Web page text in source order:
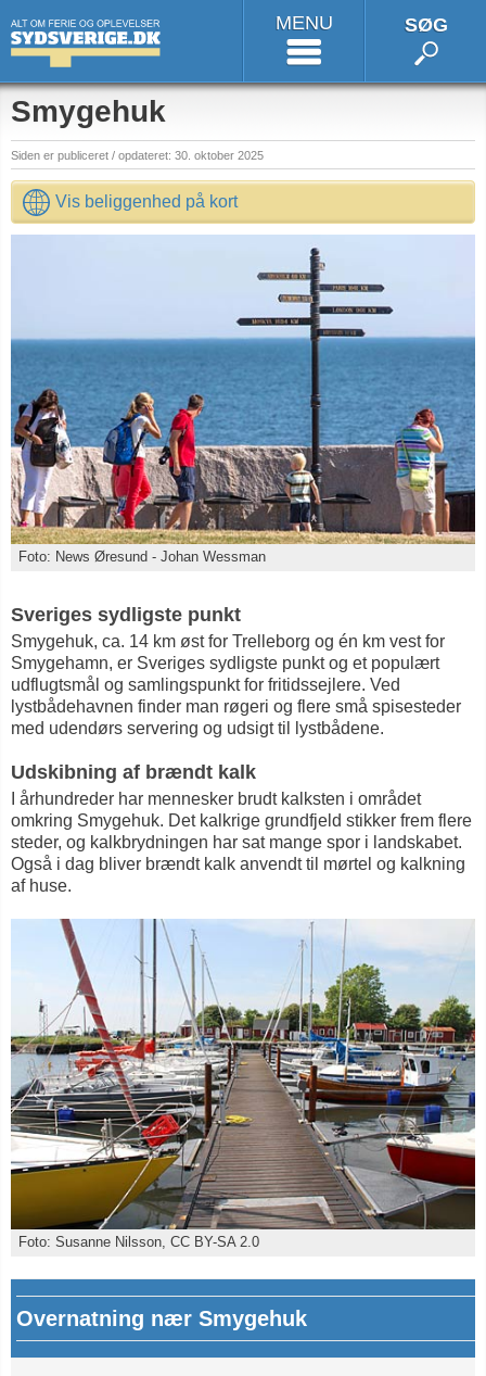
MENU SØG
Smygehuk
Siden er publiceret / opdateret: 30. oktober 2025
Vis beliggenhed på kort
Foto: News Øresund - Johan Wessman
Sveriges sydligste punkt
Smygehuk, ca. 14 km øst for Trelleborg og én km vest for
Smygehamn, er Sveriges sydligste punkt og et populært
udflugtsmål og samlingspunkt for fritidssejlere. Ved
lystbådehavnen finder man røgeri og flere små spisesteder
med udendørs servering og udsigt til lystbådene.
Udskibning af brændt kalk
I århundreder har mennesker brudt kalksten i området
omkring Smygehuk. Det kalkrige grundfjeld stikker frem flere
steder, og kalkbrydningen har sat mange spor i landskabet.
Også i dag bliver brændt kalk anvendt til mørtel og kalkning
af huse.
Foto: Susanne Nilsson, CC BY-SA 2.0
Overnatning nær Smygehuk